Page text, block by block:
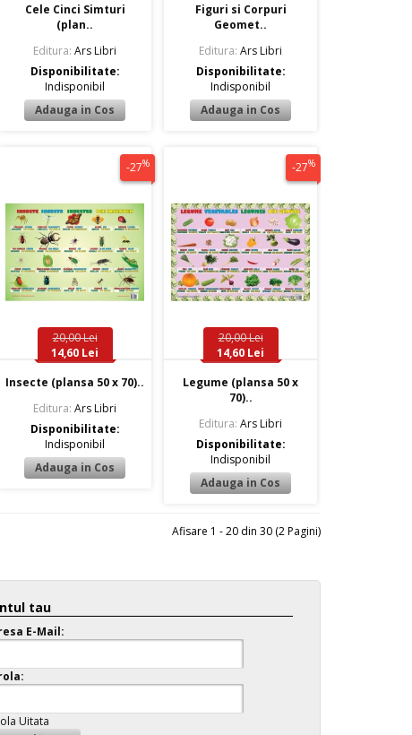
Cele Cinci Simturi
(plan..
Editura: Ars Libri
Disponibilitate:
Indisponibil
Figuri si Corpuri
Geomet..
Editura: Ars Libri
Disponibilitate:
Indisponibil
-27%
20,00 Lei
14,60 Lei
Insecte (plansa 50 x 70)..
Editura: Ars Libri
Disponibilitate:
Indisponibil
-27%
20,00 Lei
14,60 Lei
Legume (plansa 50 x
70)..
Editura: Ars Libri
Disponibilitate:
Indisponibil
Afisare 1 - 20 din 30 (2 Pagini)
tau
E-Mail:
Uitata